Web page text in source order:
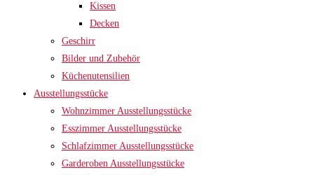
Kissen
Decken
Geschirr
Bilder und Zubehör
Küchenutensilien
Ausstellungsstücke
Wohnzimmer Ausstellungsstücke
Esszimmer Ausstellungsstücke
Schlafzimmer Ausstellungsstücke
Garderoben Ausstellungsstücke